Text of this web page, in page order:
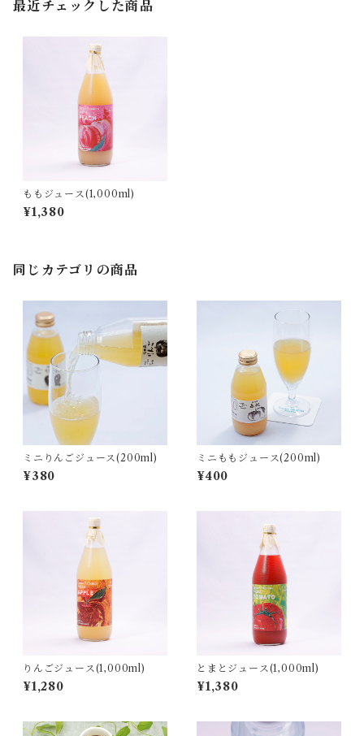
最近チェックした商品
ももジュース(1,000ml)
¥1,380
同じカテゴリの商品
ミニりんごジュース(200ml)
¥380
ミニももジュース(200ml)
¥400
りんごジュース(1,000ml)
¥1,280
とまとジュース(1,000ml)
¥1,380